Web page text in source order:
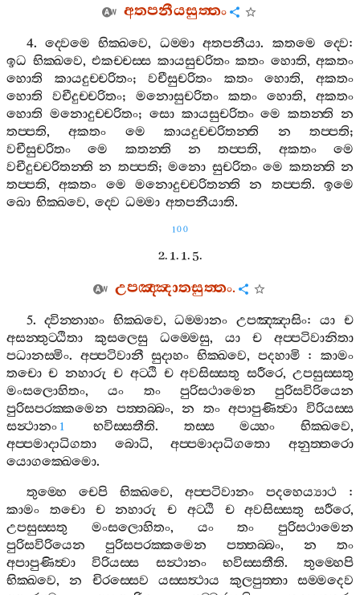
අතපනීයසුත‍්තං
4.ද‍්වෙමෙ භික‍්ඛවෙ, ධම‍්මා අතපනීයා. කතමෙ ද‍්වෙ:
ඉධ භික‍්ඛවෙ, එකච‍්චස‍්ස කායසුචරිතං කතං හොති, අකතං
හොති
කායදුච‍්චරිතං;වචීසුචරිතං කතං හොති,අකතං
හොති
වචීදුච‍්චරිතං; මනොසුචරිතං කතං හොති, අකතං
හොති මනොදුච‍්චරිතං; සො කායසුචරිතං මෙ කතන‍්ති න
තප‍්පති,අකතං මෙ කායදුච‍්චරිතන‍්ති න තප‍්පති;
වචීසුචරිතං
මෙ කතන‍්ති න තප‍්පති, අකතං
මෙ
වචීදුච‍්චරිතන‍්ති න තප‍්පති;මනො සුචරිතං මෙ කතන‍්ති න
තප‍්පති,අකතං මෙ මනොදුච‍්චරිතන‍්ති න තප‍්පති.ඉමෙ
ඛො භික‍්ඛවෙ, ද‍්වෙ ධම‍්මා අතපනීයාති.
100
2. 1. 1. 5.
උපඤ‍්ඤාතසුත‍්තං.
5.ද‍්වින‍්නාහං භික‍්ඛවෙ,ධම‍්මානං උපඤ‍්ඤාසිං:යා ච
අසන‍්තුට‍්ඨිතා
කුසලෙසු ධම‍්මෙසු, යා ච
අප‍්පටිවානිතා
පධානස‍්මිං. අප‍්පටිවානී සුදාහං භික‍්ඛවෙ, පදහාමි :කාමං
තචො ච නහාරු ච අට‍්ඨි ච අවසිස‍්සතු සරීරෙ, උපසුස‍්සතු
මංසලොහිතං,යං තං පුරිසථාමෙන
පුරිසවිරියෙන
පුරිසපරක‍්කමෙන
පත‍්තබ‍්බං,න තං අපාපුණිත්‍වා විරියස‍්ස
සන්‍ථානං 1 භවිස‍්සතීති. තස‍්ස මය‍්හං භික‍්ඛවෙ,
අප‍්පමාදාධිගතා
බොධි,අප‍්පමාදාධිගතො
අනුත‍්තරො
යොගක‍්ඛෙමො.
තුම‍්හෙ
චෙපි භික‍්ඛවෙ, අප‍්පටිවානං පදහෙය්‍යාථ:
කාමං
තචො ච නහාරු ච අට‍්ඨි ච අවසිස‍්සතු සරීරෙ,
උපසුස‍්සතු
මංසලොහිතං, යං තං
පුරිසථාමෙන
පුරිසවිරියෙන
පුරිසපරක‍්කමෙන පත‍්තබ‍්බං, න
තං
අපාපුණිත්‍වා
විරියස‍්ස සන්‍ථානං භවිස‍්සතීති. තුම‍්හෙපි
භික‍්ඛවෙ,න චිරස‍්සෙව යස‍්සත්‍ථාය කුලපුත‍්තා
සම‍්මදෙව